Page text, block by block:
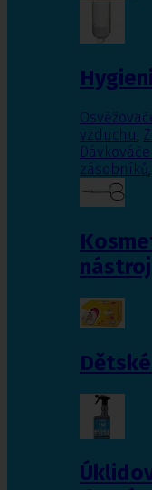
vzduchu,
zásobníků,